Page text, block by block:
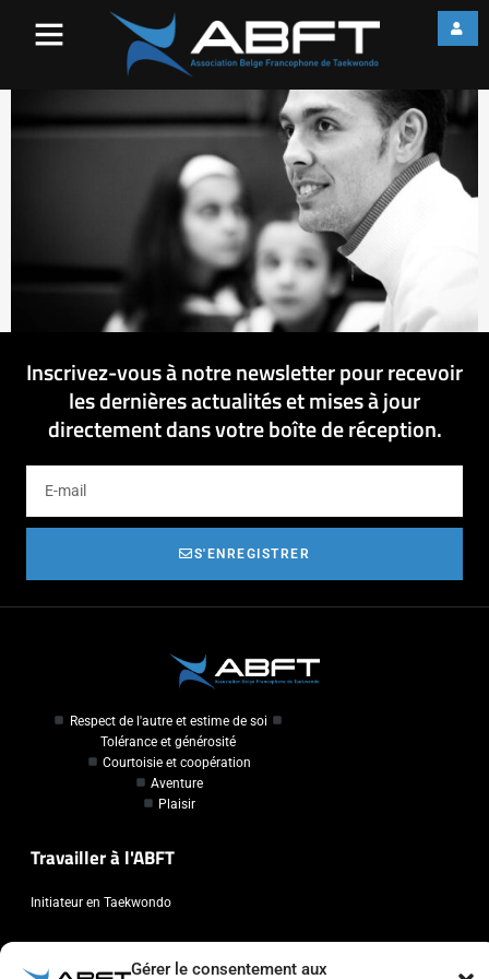
Gérer le consentement aux
Inscrivez-vous à notre newsletter pour recevoir
les dernières actualités et mises à jour
directement dans votre boîte de réception.
S'ENREGISTRER
Respect de l'autre et estime de soi
Tolérance et générosité
Courtoisie et coopération
Aventure
Plaisir
Travailler à l'ABFT
Initiateur en Taekwondo